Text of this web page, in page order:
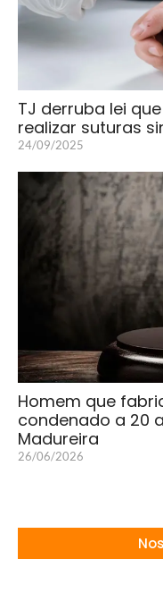
TJ derruba lei
realizar suturas
24/09/2025
Homem que
condenado a 20
Madureira
26/06/2026